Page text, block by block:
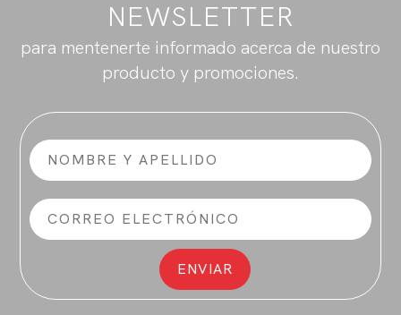
NEWSLETTER
para mentenerte informado acerca de nuestro
producto y promociones.